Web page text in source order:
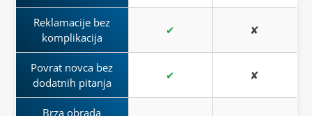
Reklamacije bez
komplikacija
✔ ✘
Povrat novca bez
dodatnih pitanja
✔ ✘
Brza obrada